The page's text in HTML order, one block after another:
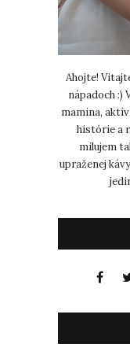
Ahojte!
nápadoch :)
mamina,
histórie a
milujem
upraženej